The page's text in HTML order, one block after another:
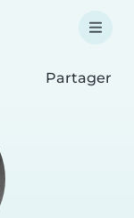
Partager